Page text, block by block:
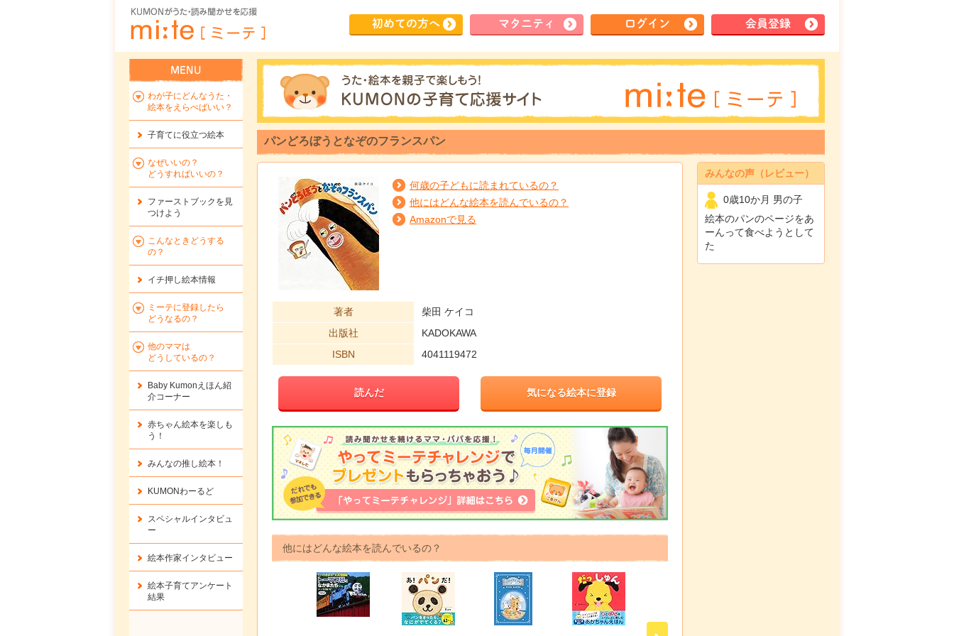
初めての方へ マタ ニティ ログイン 会員登録
パンどろぼうとなぞのフランスパン
みんなの声（レビュー）
0歳10か月 男の子
絵本のパンのページをあ
ーんって食べようとして
た
何歳の子どもに読まれているの？
他にはどんな絵本を読んでいるの？
Amazonで見る
著者
柴田 ケイコ
出版社
KADOKAWA
ISBN
4041119472
読んだ 気になる絵本に登録
他にはどんな絵本を読んでいるの？
わが子にどんなうた・
絵本をえらべばいい？
子育てに役立つ絵本
なぜいいの？
どうすればいいの？
ファーストブックを 見
つけよう
こんなときどうする
の？
イチ押し絵本情報
ミーテに登録したら
どうなるの？
他のママは
どうしているの？
Baby Kumonえほん紹
介コーナー
赤ちゃん絵本を楽しも
う！
みんなの推し絵本！
KUMONわーるど
スペシャルインタビュ
ー
絵本作家インタビュー
絵本子育てアンケート
結果